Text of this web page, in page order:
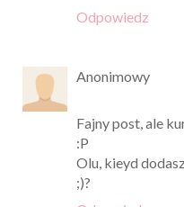
Odpowiedz
Anonimowy
Fajny post, ale
:P
Olu, kieyd
;)?